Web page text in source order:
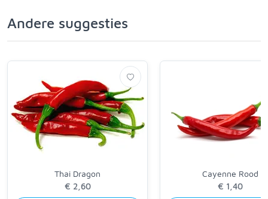
Andere suggesties
Thai Dragon
€ 2,60
Cayenne Rood
€ 1,40